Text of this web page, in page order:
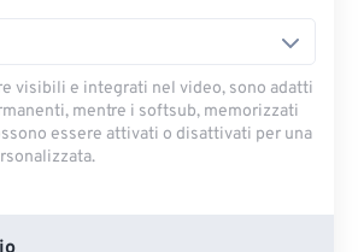
visibili e integrati nel video, sono adatti
mentre i softsub, memorizzati
essere attivati ​​o disattivati ​​per una